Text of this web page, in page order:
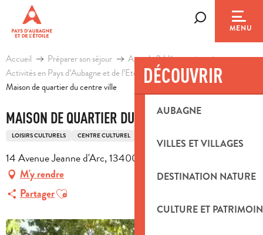
contenu
principal
MENU
DÉCOUVRIR
AUBAGNE
VILLES ET VILLAGES
DESTINATION NATURE
CULTURE ET
Accueil Préparer son séjour
Agenda & Idées sorties
Activités en Pays d’Aubagne et de l’Etoile
Loisirs
Maison de quartier du centre ville
MAISON DE QUARTIER DU CENTRE VILLE
LOISIRS CULTURELS CENTRE CULTUREL
14 Avenue Jeanne d'Arc, 13400 Aubagne
M'y rendre
PartagerAjouter aux favoris